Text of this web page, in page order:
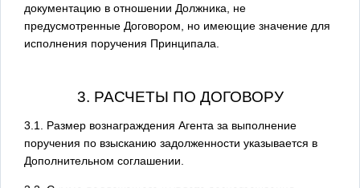
документацию в отношении Должника, не
предусмотренные Договором, но имеющие значение для
исполнения поручения Принципала.
3. РАСЧЕТЫ ПО ДОГОВОРУ
3.1. Размер вознаграждения Агента за выполнение
поручения по взысканию задолженности указывается в
Дополнительном соглашении.